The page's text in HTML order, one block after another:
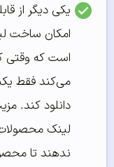
یکی دیگر از
امکان ساخت
است که وقتی
می‌کند فقط
دانلود کند.
لینک محصولات
ندهند تا